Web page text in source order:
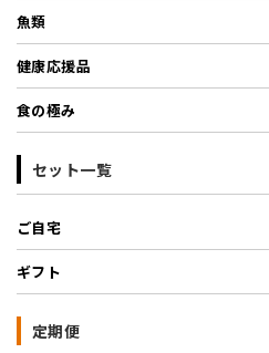
魚類
健康応援品
食の極み
セット一覧
ご自宅
ギフト
定期便